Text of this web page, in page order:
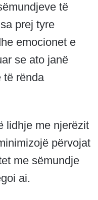
të
prej tyre
emocionet e
se ato janë
të rënda
lidhje me njerëzit
përvojat
me sëmundje
ai.